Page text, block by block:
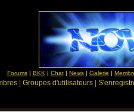
Forums| BKK | Chat| News| Galerie |
Groupes d'utilisateurs